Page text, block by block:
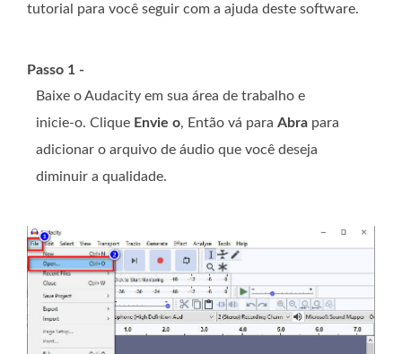
tutorial para você seguir com a ajuda deste software.
Passo 1 -
Baixe o Audacity em sua área de trabalho e
inicie-o. Clique Envie o, Então vá para Abra para
adicionar o arquivo de áudio que você deseja
diminuir a qualidade.